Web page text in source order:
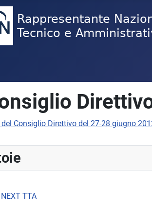
TTA
del Consiglio Direttivo del 27-28 giugno